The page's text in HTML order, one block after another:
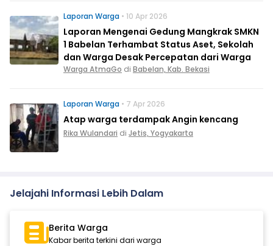
Laporan Warga • 10 Apr 2026
Laporan Mengenai Gedung Mangkrak SMKN
1 Babelan Terhambat Status Aset, Sekolah
dan Warga Desak Percepatan dari Warga
Warga AtmaGo di Babelan, Kab. Bekasi
Laporan Warga • 7 Apr 2026
Atap warga terdampak Angin kencang
Rika Wulandari di Jetis, Yogyakarta
Jelajahi Informasi Lebih Dalam
Berita Warga
Kabar berita terkini dari warga